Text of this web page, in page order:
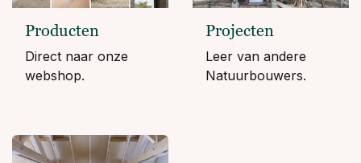
Producten
Direct naar onze
webshop.
Projecten
Leer van andere
Natuurbouwers.